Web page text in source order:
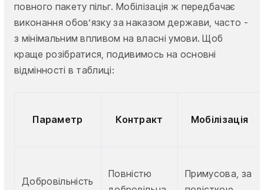
повного пакету пільг. Мобілізація ж передбачає
виконання обов’язку за наказом держави, часто -
з мінімальним впливом на власні умови. Щоб
краще розібратися, подивимось на основні
відмінності в таблиці:
Параметр Контракт Мобілізація
Добровільність
Повністю
Примусова, за